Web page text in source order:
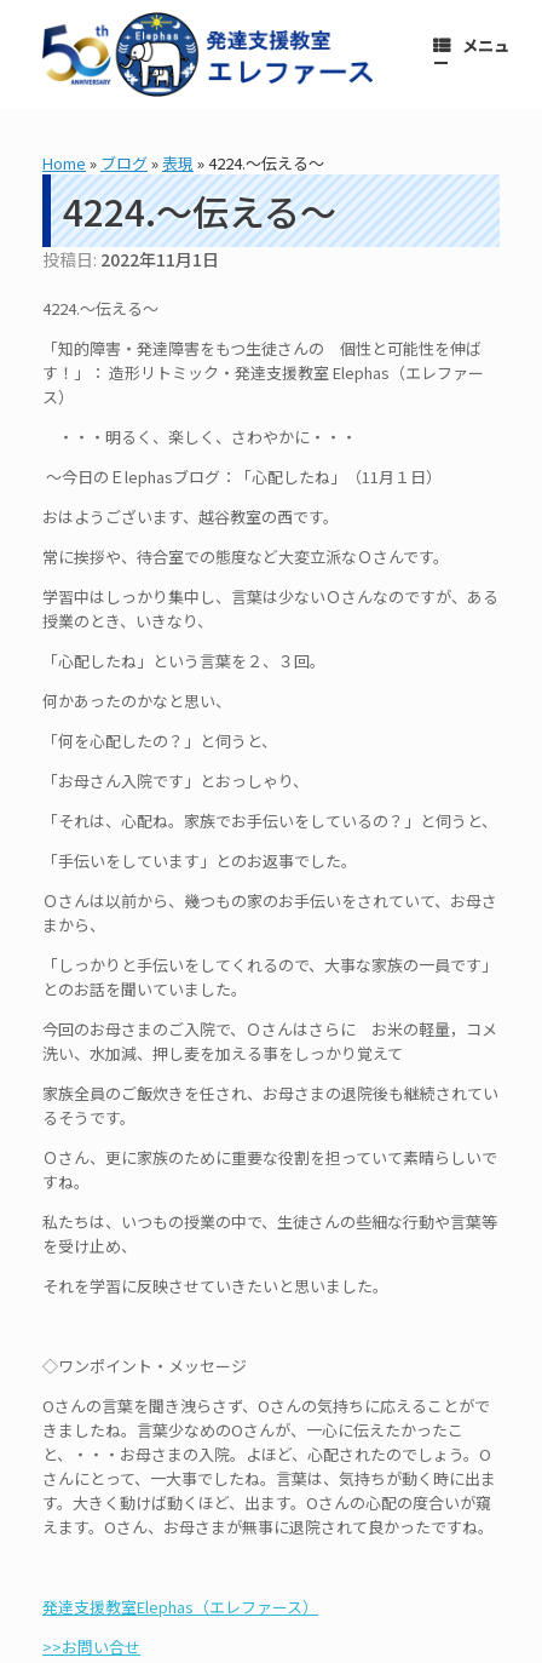
メニュ
ー
Home » ブログ»表現 »4224.～伝える～
4224.～伝える～
投稿日: 2022年11月1日
4224.～伝える～
「知的障害・発達障害をもつ生徒さんの 個性と可能性を伸ば
す！」： 造形リトミック・発達支援教室 Elephas（エレファー
ス）
・・・明るく、楽しく、さわやかに・・・
～今日のＥlephasブログ：「心配したね」（11月１日）
おはようございます、越谷教室の西です。
常に挨拶や、待合室での態度など大変立派なＯさんです。
学習中はしっかり集中し、言葉は少ないＯさんなのですが、ある
授業のとき、いきなり、
「心配したね」という言葉を２、３回。
何かあったのかなと思い、
「何を心配したの？」と伺うと、
「お母さん入院です」とおっしゃり、
「それは、心配ね。家族でお手伝いをしているの？」と伺うと、
「手伝いをしています」とのお返事でした。
Ｏさんは以前から、幾つもの家のお手伝いをされていて、お母さ
まから、
「しっかりと手伝いをしてくれるので、大事な家族の一員です」
とのお話を聞いていました。
今回のお母さまのご入院で、Ｏさんはさらに お米の軽量，コメ
洗い、水加減、押し麦を加える事をしっかり覚えて
家族全員のご飯炊きを任され、お母さまの退院後も継続されてい
るそうです。
Ｏさん、更に家族のために重要な役割を担っていて素晴らしいで
すね。
私たちは、いつもの授業の中で、生徒さんの些細な行動や言葉等
を受け止め、
それを学習に反映させていきたいと思いました。
◇ワンポイント・メッセージ
Oさんの言葉を聞き洩らさず、Oさんの気持ちに応えることがで
きましたね。言葉少なめのOさんが、一心に伝えたかったこ
と、・・・お母さまの入院。よほど、心配されたのでしょう。O
さんにとって、一大事でしたね。言葉は、気持ちが動く時に出ま
す。大きく動けば動くほど、出ます。Oさんの心配の度合いが窺
えます。Oさん、お母さまが無事に退院されて良かったですね。
発達支援教室Elephas（エレファース）
>>お問い合せ